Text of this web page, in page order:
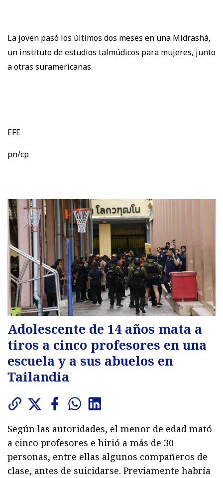
La joven pasó los últimos dos meses en una Midrashá,
un instituto de estudios talmúdicos para mujeres, junto
a otras suramericanas.
EFE
pn/cp
Adolescente de 14 años mata a
tiros a cinco profesores en una
escuela y a sus abuelos en
Tailandia
Según las autoridades, el menor de edad mató
a cinco profesores e hirió a más de 30
personas, entre ellas algunos compañeros de
clase, antes de suicidarse. Previamente habría